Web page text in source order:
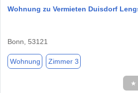
Wohnung zu Vermieten Duisdorf
Bonn, 53121
Wohnung Zimmer 3
★